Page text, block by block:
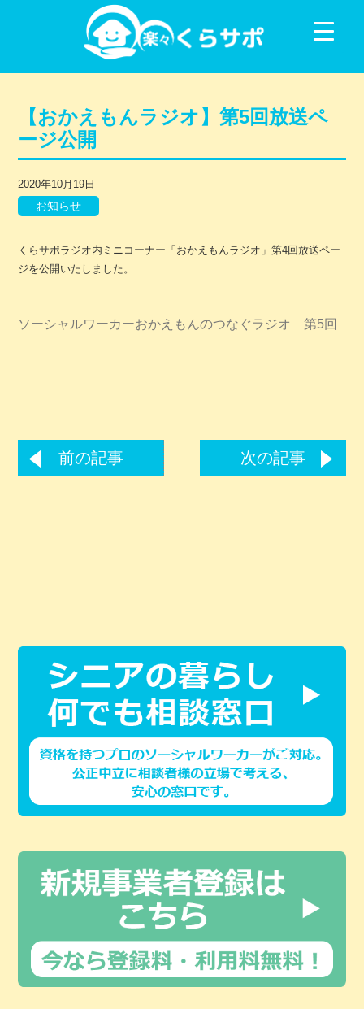
コンテンツに移動
【おかえもんラジオ】第5回放送ペ
ージ公開
2020年10月19日
お知らせ
くらサポラジオ内ミニコーナー「おかえもんラジオ」第4回放送ペー
ジを公開いたしました。
ソーシャルワーカーおかえもんのつなぐラジオ 第5回
前の記事 次の記事